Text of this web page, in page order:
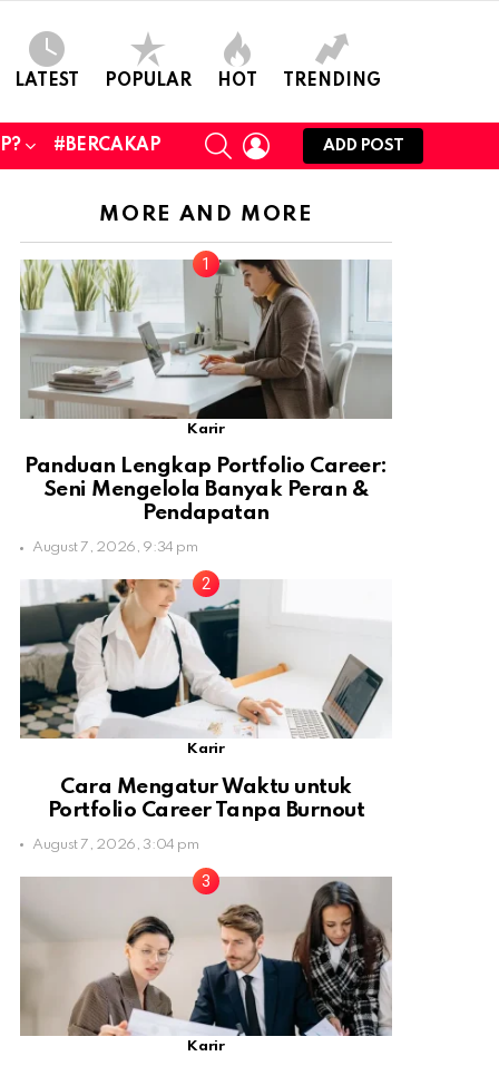
LATEST POPULAR HOT TRENDING
#BERCAKAP
SEARCHLOGIN
ADD POST
MORE AND MORE
Karir
Panduan Lengkap Portfolio Career:
Seni Mengelola Banyak Peran &
Pendapatan
August 7, 2026, 9:34 pm
Karir
Cara Mengatur Waktu untuk
Portfolio Career Tanpa Burnout
August 7, 2026, 3:04 pm
Karir